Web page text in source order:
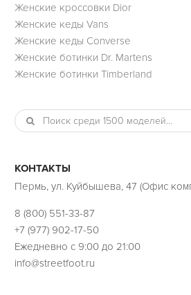
Женские кроссовки Dior
Женские кеды Vans
Женские кеды Converse
Женские ботинки Dr. Martens
Женские ботинки Timberland
КОНТАКТЫ
Пермь, ул. Куйбышева, 47 (Офис
8 (800) 551-33-87
+7 (977) 902-17-50
Ежедневно с 9:00 до 21:00
info@streetfoot.ru